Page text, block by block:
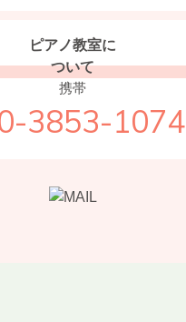
ピアノ教室に
ついて
携帯
3853-1074